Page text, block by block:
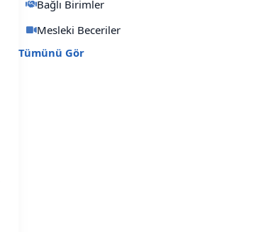
Bağlı Birimler
Mesleki Beceriler
Tümünü Gör